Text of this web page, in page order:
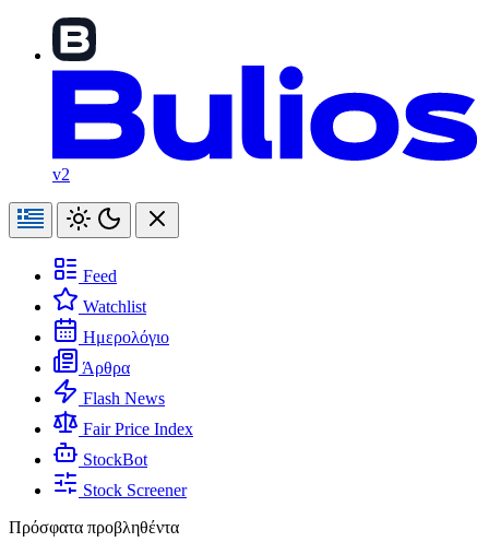
v2
Feed
Watchlist
Ημερολόγιο
Άρθρα
Flash News
Fair Price Index
StockBot
Stock Screener
Πρόσφατα προβληθέντα